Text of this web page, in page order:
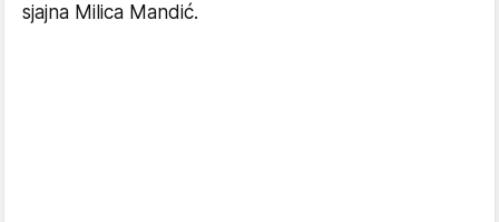
sjajna Milica Mandić.